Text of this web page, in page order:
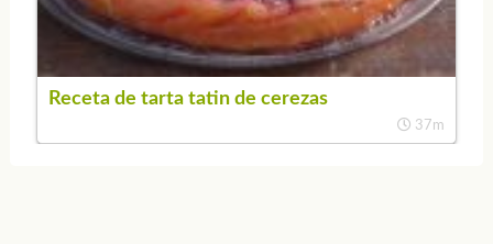
Receta de tarta tatin de cerezas
37m